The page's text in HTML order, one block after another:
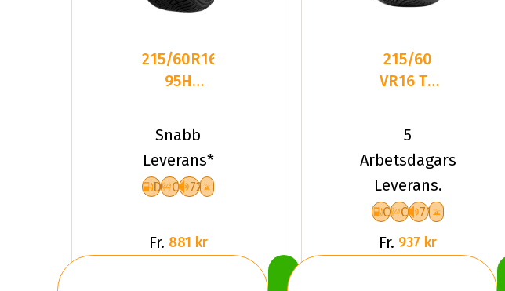
215/60R16
95H
BLAZER
Alpine+
Snabb
Leverans*
D C 72
Fr. 881 kr
215/60
VR16 TL
TYFOON
ALL-
SEASON 7
XL
5
Arbetsdagars
Leverans.
C C 71
Fr. 937 kr